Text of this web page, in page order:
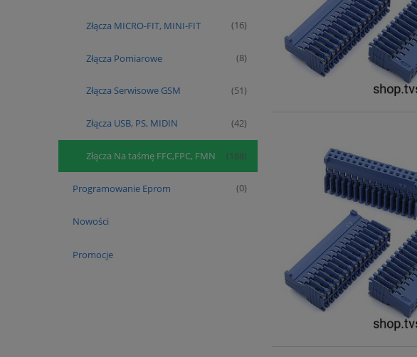
Złącza MICRO-FIT, MINI-FIT (16)
Złącza Pomiarowe (8)
Złącza Serwisowe GSM (51)
Złącza USB, PS, MIDIN (42)
Złącza Na taśmę FFC,FPC, FMN (168)
Programowanie Eprom (0)
Nowości
Promocje